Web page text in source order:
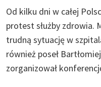
Od kilku dni w całej
protest służby zdrowia.
trudną sytuację w
również poseł
zorganizował